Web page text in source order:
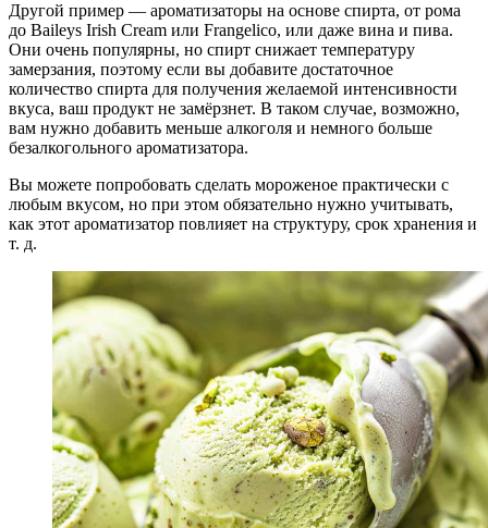
Другой пример — ароматизаторы на основе спирта, от рома
до Baileys Irish Cream или Frangelico, или даже вина и пива.
Они очень популярны, но спирт снижает температуру
замерзания, поэтому если вы добавите достаточное
количество спирта для получения желаемой интенсивности
вкуса, ваш продукт не замёрзнет. В таком случае, возможно,
вам нужно добавить меньше алкоголя и немного больше
безалкогольного ароматизатора.
Вы можете попробовать сделать мороженое практически с
любым вкусом, но при этом обязательно нужно учитывать,
как этот ароматизатор повлияет на структуру, срок хранения и
т. д.